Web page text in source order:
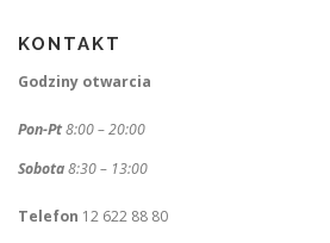
KONTAKT
Godziny otwarcia
Pon-Pt8:00 – 20:00
Sobota8:30 – 13:00
Telefon 12 622 88 80